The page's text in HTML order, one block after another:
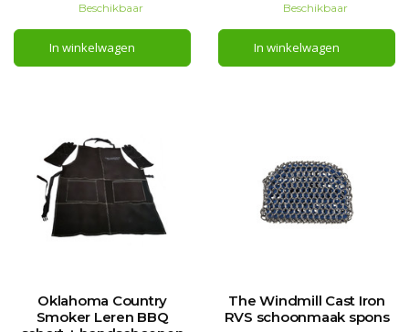
Beschikbaar
In winkelwagen
Beschikbaar
In winkelwagen
Oklahoma Country
Smoker Leren BBQ
The Windmill Cast Iron
RVS schoonmaak spons